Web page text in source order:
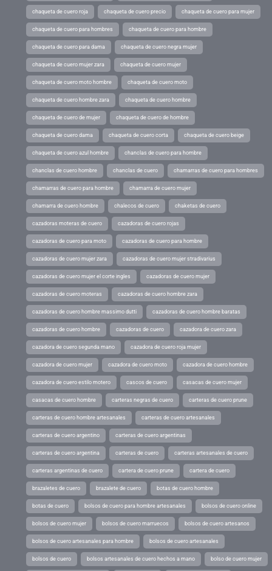
chaqueta de cuero roja chaqueta de cuero precio chaqueta de cuero para mujer
chaqueta de cuero para hombres chaqueta de cuero para hombre
chaqueta de cuero para dama chaqueta de cuero negra mujer
chaqueta de cuero mujer zara chaqueta de cuero mujer
chaqueta de cuero moto hombre chaqueta de cuero moto
chaqueta de cuero hombre zara chaqueta de cuero hombre
chaqueta de cuero de mujer chaqueta de cuero de hombre
chaqueta de cuero dama chaqueta de cuero corta chaqueta de cuero beige
chaqueta de cuero azul hombre chanclas de cuero para hombre
chanclas de cuero hombre chanclas de cuero chamarras de cuero para hombres
chamarras de cuero para hombre chamarra de cuero mujer
chamarra de cuero hombre chalecos de cuero chaketas de cuero
cazadoras moteras de cuero cazadoras de cuero rojas
cazadoras de cuero para moto cazadoras de cuero para hombre
cazadoras de cuero mujer zara cazadoras de cuero mujer stradivarius
cazadoras de cuero mujer el corte ingles cazadoras de cuero mujer
cazadoras de cuero moteras cazadoras de cuero hombre zara
cazadoras de cuero hombre massimo dutti cazadoras de cuero hombre baratas
cazadoras de cuero hombre cazadoras de cuero cazadora de cuero zara
cazadora de cuero segunda mano cazadora de cuero roja mujer
cazadora de cuero mujer cazadora de cuero moto cazadora de cuero hombre
cazadora de cuero estilo motero cascos de cuero casacas de cuero mujer
casacas de cuero hombre carteras negras de cuero carteras de cuero prune
carteras de cuero hombre artesanales carteras de cuero artesanales
carteras de cuero argentino carteras de cuero argentinas
carteras de cuero argentina carteras de cuero carteras artesanales de cuero
carteras argentinas de cuero cartera de cuero prune cartera de cuero
brazaletes de cuero brazalete de cuero botas de cuero hombre
botas de cuero bolsos de cuero para hombre artesanales bolsos de cuero online
bolsos de cuero mujer bolsos de cuero marruecos bolsos de cuero artesanos
bolsos de cuero artesanales para hombre bolsos de cuero artesanales
bolsos de cuero bolsos artesanales de cuero hechos a mano bolso de cuero mujer